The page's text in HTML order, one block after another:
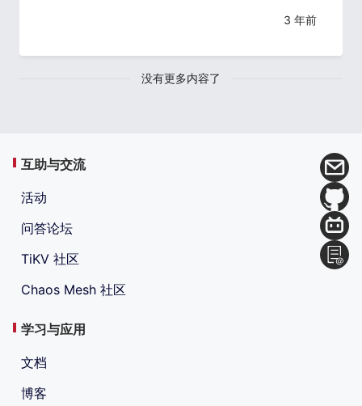
3 年前
没有更多内容了
互助与交流
活动
问答论坛
TiKV 社区
Chaos Mesh 社区
学习与应用
文档
博客